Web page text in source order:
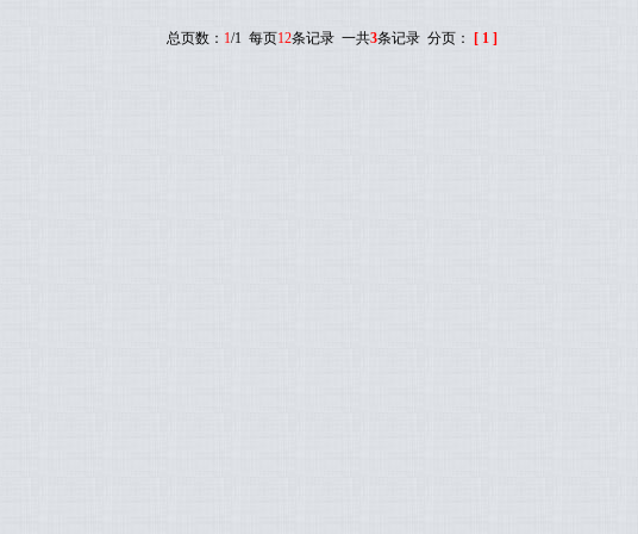
总页数： 1/1 每页12条记录 一共3条记录 分页： [ 1 ]